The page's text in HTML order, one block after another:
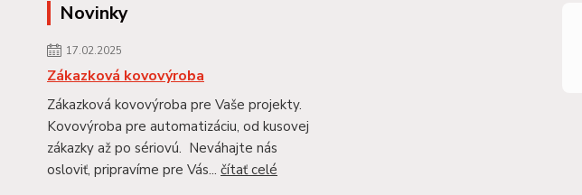
Novinky
17.02.2025
Zákazková kovovýroba
Zákazková kovovýroba pre Vaše projekty.
Kovovýroba pre automatizáciu, od kusovej
zákazky až po sériovú. Neváhajte nás
osloviť, pripravíme pre Vás... čítať celé